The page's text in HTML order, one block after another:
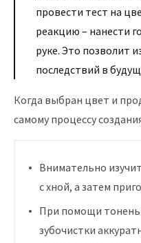
провести тест на
реакцию – нанести
руке. Это позволит
последствий в
Когда выбран цвет и
самому процессу
Внимательно
с хной, а затем
При помощи
зубочистки